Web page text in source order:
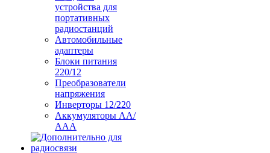
устройства для
портативных
радиостанций
Автомобильные
адаптеры
Блоки питания
220/12
Преобразователи
напряжения
Инверторы 12/220
Аккумуляторы АА/
ААА